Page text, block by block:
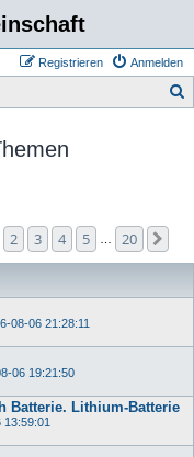
Anmelden
Registrieren
von
2 3 4 5 20
08-06 21:28:11
06 19:21:50
Batterie. Lithium-Batterie
13:59:01